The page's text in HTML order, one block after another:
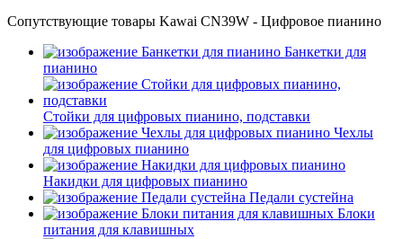
Сопутствующие товары Kawai CN39W - Цифровое пианино
Банкетки для
пианино
Стойки для цифровых пианино, подставки
Чехлы
для цифровых пианино
Накидки для цифровых пианино
Педали сустейна
Блоки
питания для клавишных